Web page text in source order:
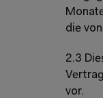
die
2.3
vor.